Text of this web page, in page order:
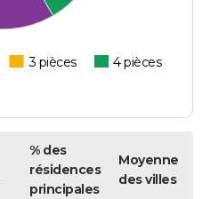
3 pièces
4 pièces
% des
résidences
principales
Moyenne
des villes